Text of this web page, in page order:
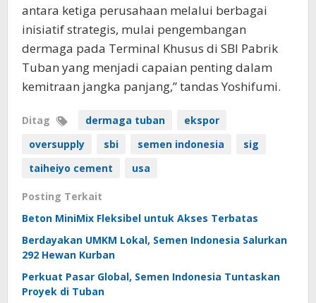
antara ketiga perusahaan melalui berbagai
inisiatif strategis, mulai pengembangan
dermaga pada Terminal Khusus di SBI Pabrik
Tuban yang menjadi capaian penting dalam
kemitraan jangka panjang,” tandas Yoshifumi.
Ditag dermaga tuban
ekspor
oversupply
sbi semen indonesia
sig
taiheiyo cement
usa
Posting Terkait
Beton MiniMix Fleksibel untuk Akses Terbatas
Berdayakan UMKM Lokal, Semen Indonesia Salurkan
292 Hewan Kurban
Perkuat Pasar Global, Semen Indonesia Tuntaskan
Proyek di Tuban